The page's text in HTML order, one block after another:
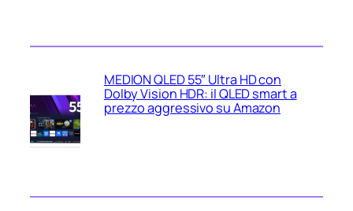
MEDION QLED 55″ Ultra HD con
Dolby Vision HDR: il QLED smart a
prezzo aggressivo su Amazon